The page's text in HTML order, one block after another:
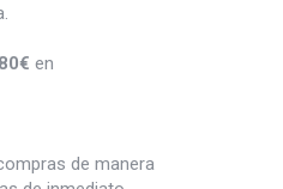
€ en
de manera